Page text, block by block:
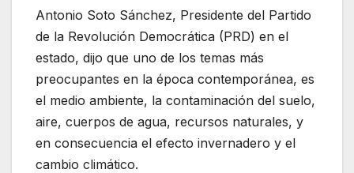
Antonio Soto Sánchez, Presidente del Partido
de la Revolución Democrática (PRD) en el
estado, dijo que uno de los temas más
preocupantes en la época contemporánea, es
el medio ambiente, la contaminación del suelo,
aire, cuerpos de agua, recursos naturales, y
en consecuencia el efecto invernadero y el
cambio climático.